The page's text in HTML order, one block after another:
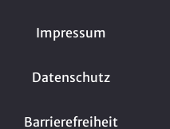
Impressum
Datenschutz
Barrierefreiheit